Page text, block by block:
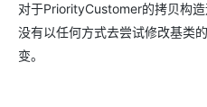
对于PriorityCustomer的拷贝构
没有以任何方式去尝试修改基类
变。